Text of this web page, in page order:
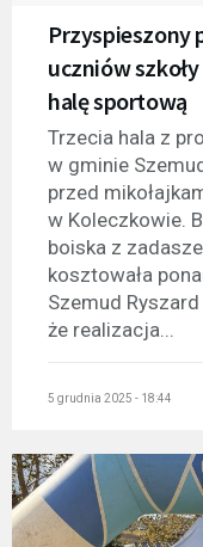
Przyspieszony
uczniów
halę sportową
Trzecia hala z
w gminie
przed
w Koleczkowie.
boiska z
kosztowała
Szemud
że realizacja...
5 grudnia 2025 - 18:44